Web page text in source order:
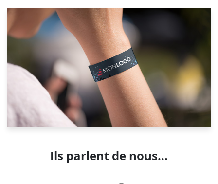
Ils parlent de nous...